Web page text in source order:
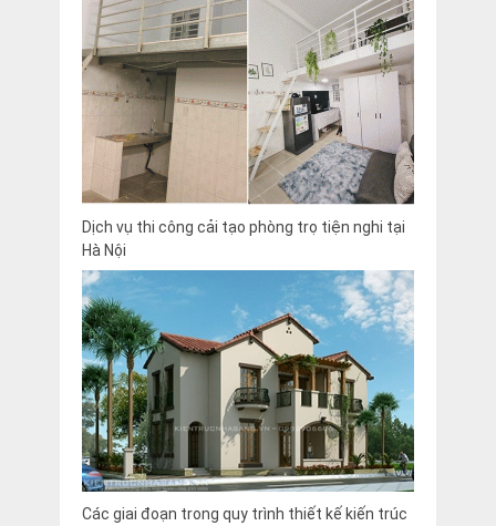
Dịch vụ thi công cải tạo phòng trọ tiện nghi tại
Hà Nội
Các giai đoạn trong quy trình thiết kế kiến trúc